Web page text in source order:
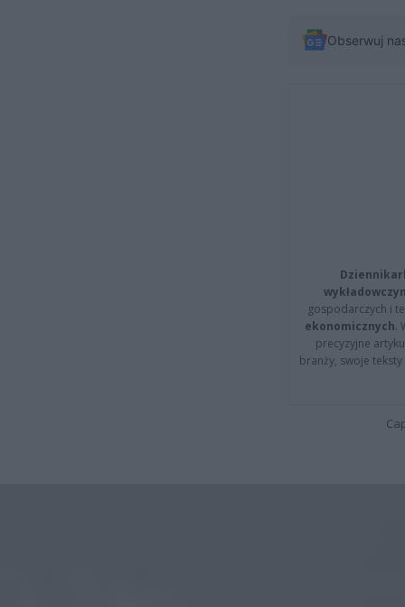
Obserwuj
gospodarczych i
ekonomicznych.
precyzyjne
branży, swoje